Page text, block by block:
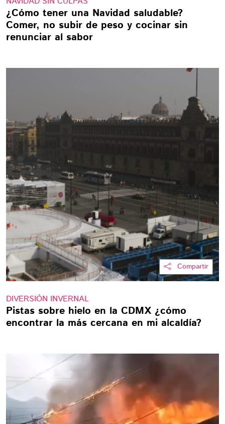
¿Cómo tener una Navidad saludable?
Comer, no subir de peso y cocinar sin
renunciar al sabor
Compartir
DIVERSIÓN INVERNAL
Pistas sobre hielo en la CDMX ¿cómo
encontrar la más cercana en mi alcaldía?